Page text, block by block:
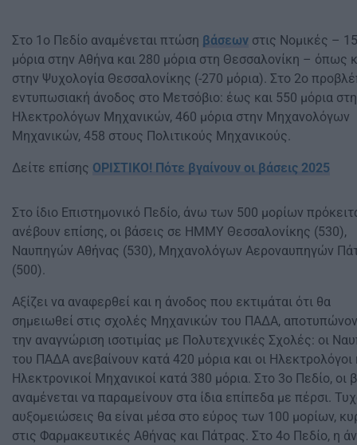
Στο 1ο Πεδίο αναμένεται πτώση βάσεων στις Νομικές –
μόρια στην Αθήνα και 280 μόρια στη Θεσσαλονίκη – όπως
στην Ψυχολογία Θεσσαλονίκης (-270 μόρια). Στο 2ο
εντυπωσιακή άνοδος στο Μετσόβιο: έως και 550 μόρια
Ηλεκτρολόγων Μηχανικών, 460 μόρια στην Μηχανολόγων
Μηχανικών, 458 στους Πολιτικούς Μηχανικούς.
Δείτε επίσης ΟΡΙΣΤΙΚΟ! Πότε βγαίνουν οι βάσεις 2025
Στο ίδιο Επιστημονικό Πεδίο, άνω των 500 μορίων
ανέβουν επίσης, οι βάσεις σε ΗΜΜΥ Θεσσαλονίκης (530),
Ναυπηγών Αθήνας (530), Μηχανολόγων Αεροναυπηγών
(500).
Αξίζει να αναφερθεί και η άνοδος που εκτιμάται ότι θα
σημειωθεί στις σχολές Μηχανικών του ΠΑΔΑ,
την αναγνώριση ισοτιμίας με Πολυτεχνικές Σχολές: οι
του ΠΑΔΑ ανεβαίνουν κατά 420 μόρια και οι Ηλεκτρολόγοι
Ηλεκτρονικοί Μηχανικοί κατά 380 μόρια. Στο 3ο Πεδίο, οι
αναμένεται να παραμείνουν στα ίδια επίπεδα με πέρσι.
αυξομειώσεις θα είναι μέσα στο εύρος των 100 μορίων,
στις Φαρμακευτικές Αθήνας και Πάτρας. Στο 4ο Πεδίο, η